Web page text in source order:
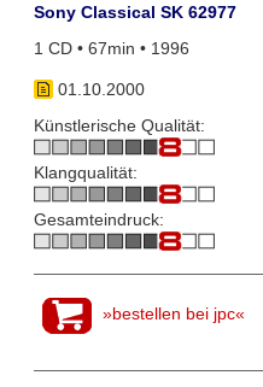
Sony Classical SK 62977
1 CD • 67min • 1996
01.10.2000
Künstlerische Qualität:
Klangqualität:
Gesamteindruck:
»bestellen bei jpc«